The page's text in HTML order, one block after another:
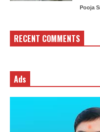
Pooja
RECENT COMMENTS
Ads